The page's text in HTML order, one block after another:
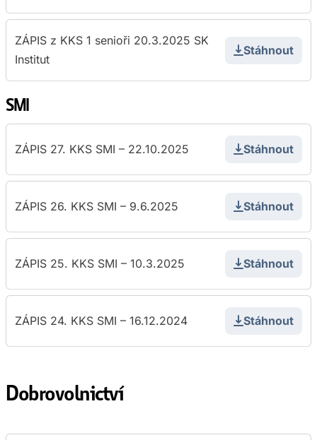
ZÁPIS z KKS 1 senioři 20.3.2025 SK
Institut
Stáhnout
SMI
ZÁPIS 27. KKS SMI – 22.10.2025 Stáhnout
ZÁPIS 26. KKS SMI – 9.6.2025 Stáhnout
ZÁPIS 25. KKS SMI – 10.3.2025 Stáhnout
ZÁPIS 24. KKS SMI – 16.12.2024 Stáhnout
Dobrovolnictví